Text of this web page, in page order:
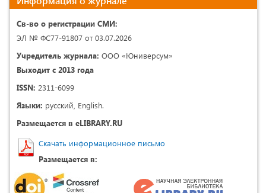
Св-во о регистрации СМИ:
ЭЛ № ФС77-91807 от 03.07.2026
Учредитель журнала: ООО «Юниверсум»
Выходит с 2013 года
ISSN: 2311-6099
Языки: русский, English.
Размещается в eLIBRARY.RU
Скачать информационное письмо
Размещается в: